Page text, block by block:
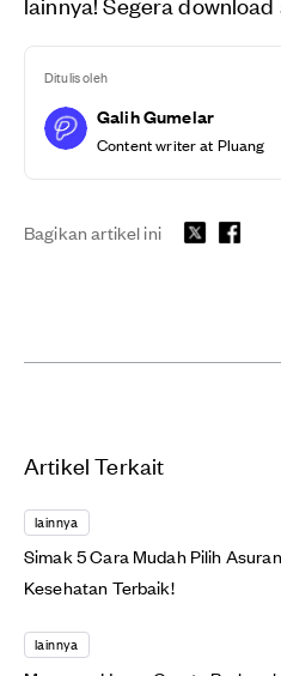
Ditulis oleh
Galih Gumelar
Content writer at Pluang
Bagikan artikel ini
Artikel Terkait
lainnya
Simak 5 Cara Mudah Pilih
Kesehatan Terbaik!
lainnya